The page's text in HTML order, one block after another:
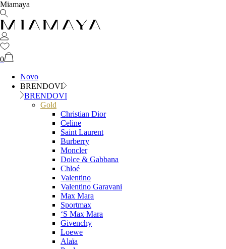
Miamaya
0
Novo
BRENDOVI
BRENDOVI
Gold
Christian Dior
Celine
Saint Laurent
Burberry
Moncler
Dolce & Gabbana
Chloé
Valentino
Valentino Garavani
Max Mara
Sportmax
‘S Max Mara
Givenchy
Loewe
Alaïa